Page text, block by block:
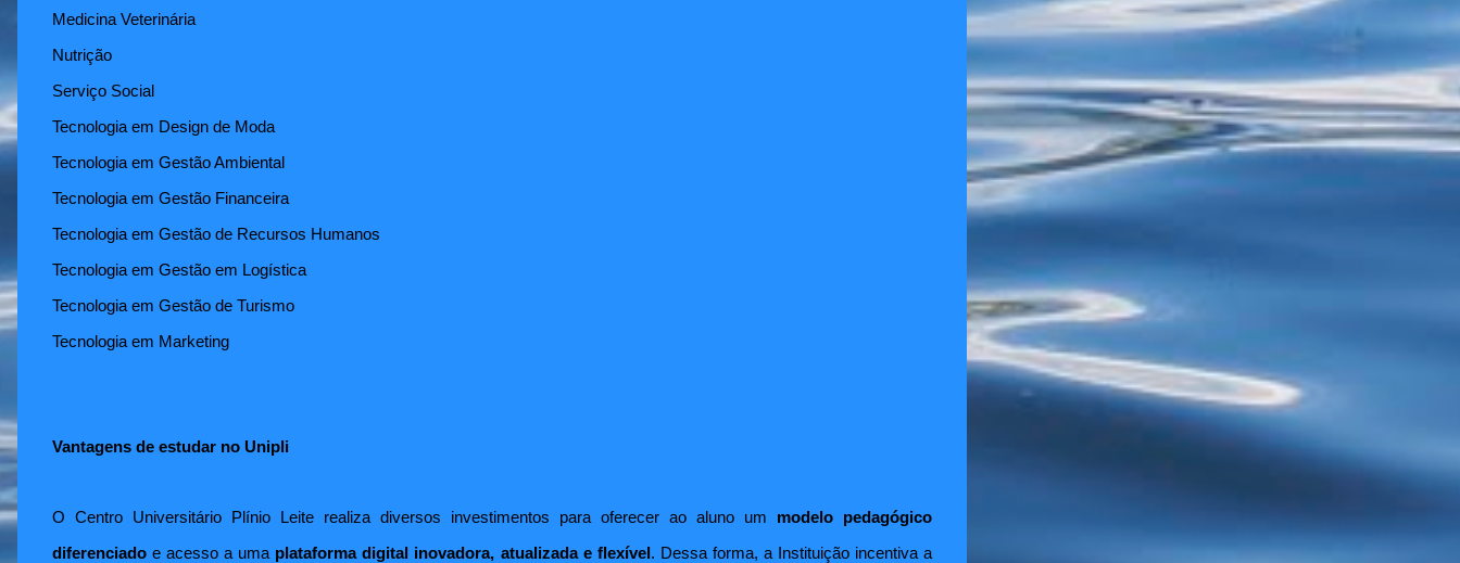
Medicina Veterinária
Nutrição
Serviço Social
Tecnologia em Design de Moda
Tecnologia em Gestão Ambiental
Tecnologia em Gestão Financeira
Tecnologia em Gestão de Recursos Humanos
Tecnologia em Gestão em Logística
Tecnologia em Gestão de Turismo
Tecnologia em Marketing
Vantagens de estudar no Unipli
O Centro Universitário Plínio Leite realiza diversos investimentos para oferecer ao aluno um modelo pedagógico
diferenciado e acesso a uma plataforma digital inovadora, atualizada e flexível . Dessa forma, a Instituição incentiva a